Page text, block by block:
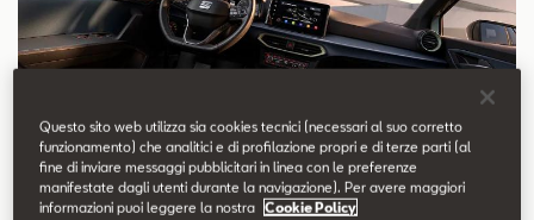
Questo sito web utilizza sia cookies tecnici (necessari al suo corretto
funzionamento) che analitici e di profilazione propri e di terze parti (al
fine di inviare messaggi pubblicitari in linea con le preferenze
manifestate dagli utenti durante la navigazione). Per avere maggiori
informazioni puoi leggere la nostra
Cookie Policy